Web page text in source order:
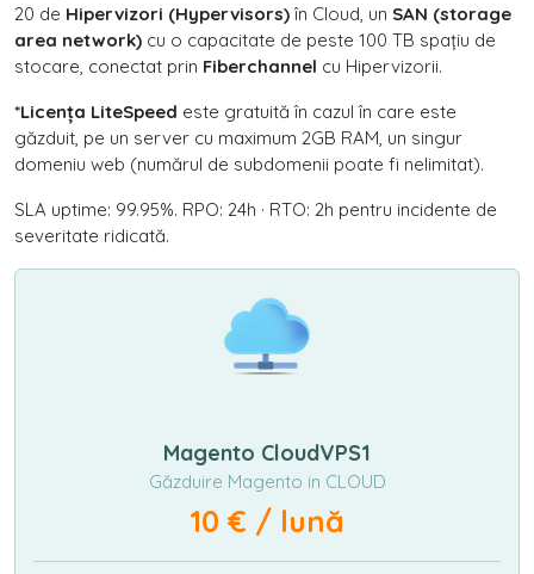
20 de Hipervizori (Hypervisors)în Cloud, un SAN (storage
area network) cu o capacitate de peste 100 TB spațiu de
stocare, conectat prin Fiberchannel cu Hipervizorii.
*Licența LiteSpeed este gratuită în cazul în care este
găzduit, pe un server cu maximum 2GB RAM, un singur
domeniu web (numărul de subdomenii poate fi nelimitat).
SLA uptime: 99.95%. RPO: 24h · RTO: 2h pentru incidente de
severitate ridicată.
Magento CloudVPS1
Găzduire Magento in CLOUD
10 € / lună